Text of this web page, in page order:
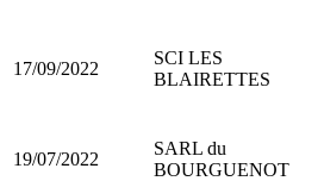
17/09/2022
SCI LES
BLAIRETTES
19/07/2022
SARL du
BOURGUENOT